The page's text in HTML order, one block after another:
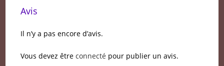
Avis
Il n’y a pas encore d’avis.
Vous devez êtreconnecté pour publier un avis.